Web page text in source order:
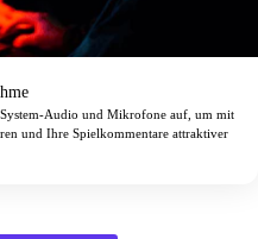
System-Audio und Mikrofone auf, um mit
und Ihre Spielkommentare attraktiver